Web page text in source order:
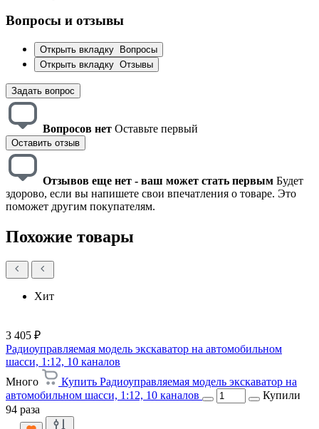
Вопросы и отзывы
Открыть вкладку
Вопросы
Открыть вкладку Отзывы
Задать вопрос
Вопросов нет Оставьте первый
Оставить отзыв
Отзывов еще нет - ваш может стать первым Будет
здорово, если вы напишете свои впечатления о товаре. Это
поможет другим покупателям.
Похожие товары
Хит
3 405 ₽
Радиоуправляемая модель экскаватор на автомобильном
шасси, 1:12, 10 каналов
Много
Купить Радиоуправляемая модель экскаватор на
автомобильном шасси, 1:12, 10 каналов
Купили
94 раза